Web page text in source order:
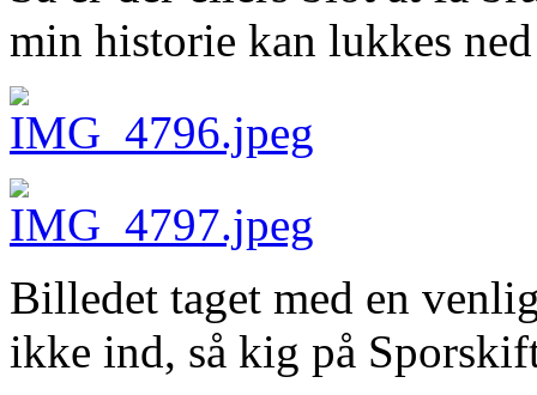
min historie kan lukkes
Billedet taget med en
ikke ind, så kig på